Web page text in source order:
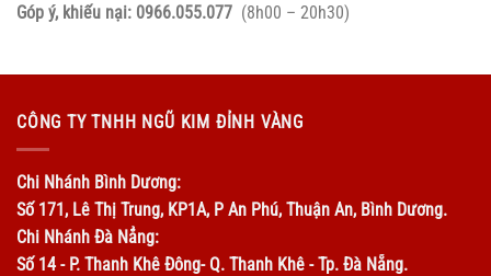
Góp ý, khiếu nại: 0966.055.077 (8h00 – 20h30)
CÔNG TY TNHH NGŨ KIM ĐỈNH VÀNG
Chi Nhánh Bình Dương:
Số 171, Lê Thị Trung, KP1A, P An Phú, Thuận An, Bình Dương.
Chi Nhánh Đà Nẳng:
Số 14 - P. Thanh Khê Đông- Q. Thanh Khê - Tp. Đà Nẵng.